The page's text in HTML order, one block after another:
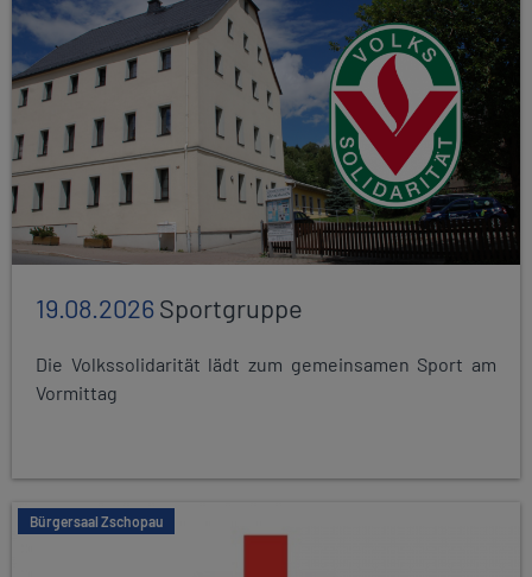
19.08.2026Sportgruppe
Die Volkssolidarität lädt zum gemeinsamen Sport am
Vormittag
Bürgersaal Zschopau